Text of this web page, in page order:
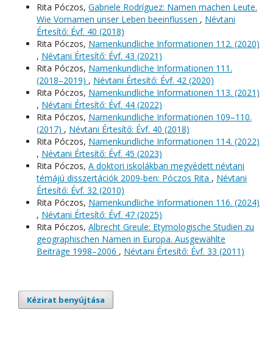
Rita Póczos, Gabriele Rodríguez: Namen machen Leute.
Wie Vornamen unser Leben beeinflussen , Névtani
Értesítő: Évf. 40 (2018)
Rita Póczos, Namenkundliche Informationen 112. (2020)
, Névtani Értesítő: Évf. 43 (2021)
Rita Póczos, Namenkundliche Informationen 111.
(2018–2019) , Névtani Értesítő: Évf. 42 (2020)
Rita Póczos, Namenkundliche Informationen 113. (2021)
, Névtani Értesítő: Évf. 44 (2022)
Rita Póczos, Namenkundliche Informationen 109–110.
(2017) , Névtani Értesítő: Évf. 40 (2018)
Rita Póczos, Namenkundliche Informationen 114. (2022)
, Névtani Értesítő: Évf. 45 (2023)
Rita Póczos, A doktori iskolákban megvédett névtani
témájú disszertációk 2009-ben: Póczos Rita , Névtani
Értesítő: Évf. 32 (2010)
Rita Póczos, Namenkundliche Informationen 116. (2024)
, Névtani Értesítő: Évf. 47 (2025)
Rita Póczos, Albrecht Greule: Etymologische Studien zu
geographischen Namen in Europa. Ausgewählte
Beiträge 1998–2006 , Névtani Értesítő: Évf. 33 (2011)
Kézirat benyújtása